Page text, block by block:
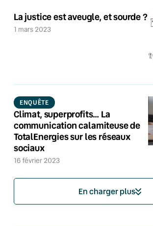
La justice est aveugle, et sourde ?
1 mars 2023
ENQUÊTE
Climat, superprofits… La
communication calamiteuse de
TotalEnergies sur les réseaux
sociaux
16 février 2023
En charger plus